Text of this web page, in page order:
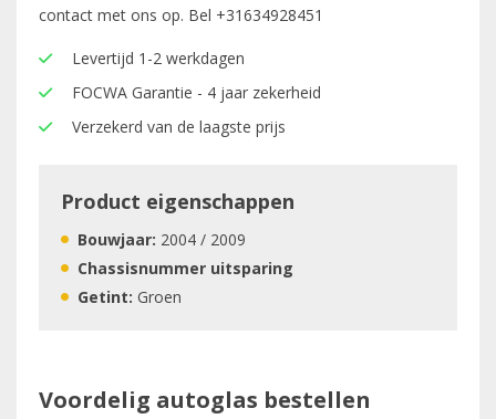
contact met ons op. Bel +31634928451
Levertijd 1-2 werkdagen
FOCWA Garantie - 4 jaar zekerheid
Verzekerd van de laagste prijs
Product eigenschappen
Bouwjaar: 2004 / 2009
Chassisnummer uitsparing
Getint: Groen
Voordelig autoglas bestellen